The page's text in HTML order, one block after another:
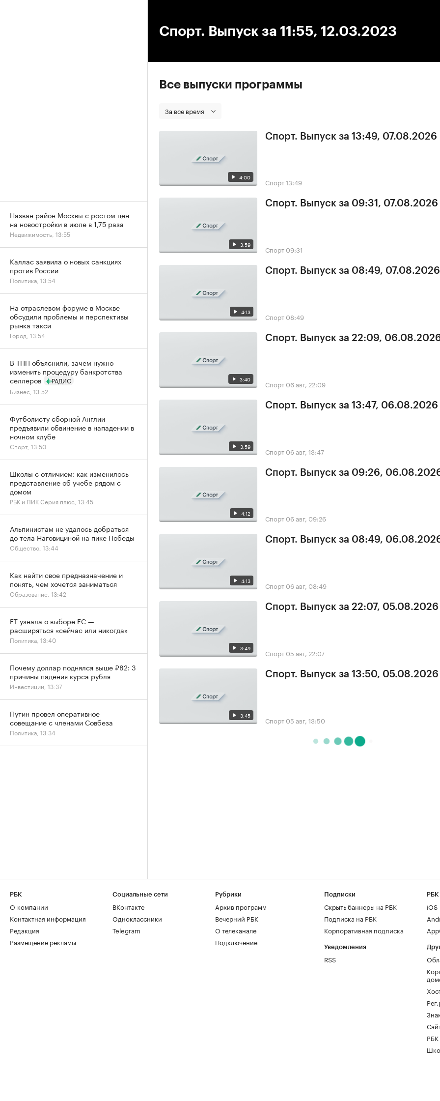
Спорт. Выпуск за 11:55, 12.03.2023
Все выпуски программы
За все время
4:00
Спорт. Выпуск за 13:49, 07.08.2026
Спорт13:49
3:59
Спорт. Выпуск за 09:31, 07.08.2026
Спорт 09:31
4:13
Спорт. Выпуск за 08:49, 07.08.2026
Спорт 08:49
3:40
Спорт. Выпуск за 22:09,
Спорт 06 авг, 22:09
3:59
Спорт. Выпуск за 13:47, 06.08.2026
Спорт 06 авг, 13:47
4:12
Спорт. Выпуск за 09:26,
Спорт 06 авг, 09:26
4:13
Спорт. Выпуск за 08:49,
Спорт 06 авг, 08:49
3:49
Спорт. Выпуск за 22:07, 05.08.2026
Спорт 05 авг, 22:07
3:45
Спорт. Выпуск за 13:50, 05.08.2026
Спорт 05 авг, 13:50
Назван район Москвы с ростом цен
на новостройки в июле в 1,75 раза
Недвижимость, 13:55
Каллас заявила о новых санкциях
против России
Политика, 13:54
На отраслевом форуме в Москве
обсудили проблемы и перспективы
рынка такси
Город, 13:54
В ТПП объяснили, зачем нужно
изменить процедуру банкротства
селлеров
РАДИО
Бизнес, 13:52
Футболисту сборной Англии
предъявили обвинение в нападении в
ночном клубе
Спорт, 13:50
Школы с отличием: как изменилось
представление об учебе рядом с
домом
РБК и ПИК Серия плюс, 13:45
Альпинистам не удалось добраться
до тела Наговициной на пике Победы
Общество, 13:44
Как найти свое предназначение и
понять, чем хочется заниматься
Образование, 13:42
FT узнала о выборе ЕС —
расширяться «сейчас или никогда»
Политика, 13:40
Почему доллар поднялся выше ₽82: 3
причины падения курса рубля
Инвестиции, 13:37
Путин провел оперативное
совещание с членами Совбеза
Политика, 13:34
РБК
О компании
Контактная информация
Редакция
Размещение рекламы
Социальные сети
ВКонтакте
Одноклассники
Telegram
Рубрики
Архив программ
Вечерний РБК
О телеканале
Подключение
Подписки
Скрыть баннеры на РБК
Подписка на РБК
Корпоративная подписка
Уведомления
RSS
РБК
iOS